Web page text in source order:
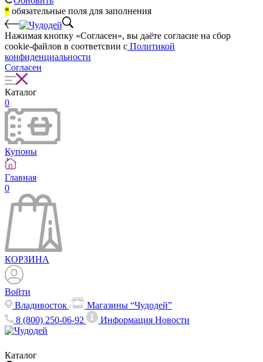
* обязательные поля для заполнения
Нажимая кнопку «Согласен», вы даёте cогласие на сбор
cookie-файлов в соответсвии с Политикой
конфиденциальности
Согласен
Каталог
0
Купоны
Главная
0
КОРЗИНА
Войти
Владивосток
Магазины “Чудодей”
8 (800) 250-06-92
ИнформацияНовости
Каталог